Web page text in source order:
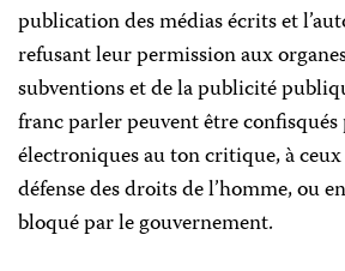
publication des médias écrits et
refusant leur permission aux
subventions et de la publicité
franc parler peuvent être confisqués
électroniques au ton critique, à
défense des droits de l’homme, ou
bloqué par le gouvernement.